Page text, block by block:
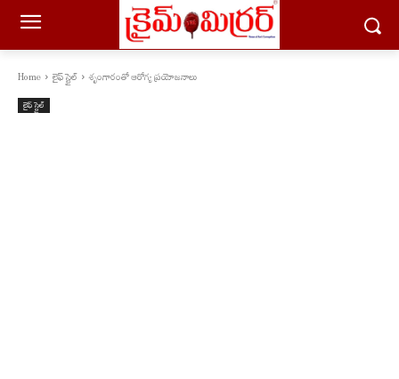
Home లైఫ్ స్టైల్ శృంగారంతో ఆరోగ్య ప్రయోజనాలు
లైఫ్ స్టైల్